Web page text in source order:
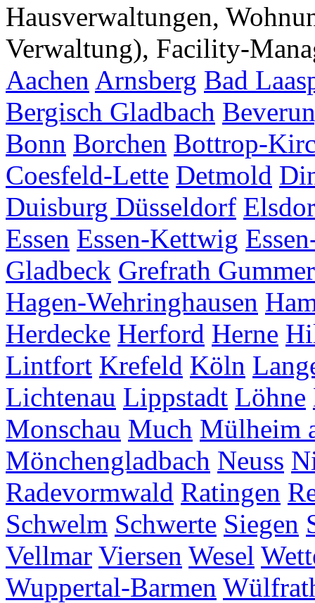
Hausverwaltungen,
Verwaltung), Facility-
Aachen Arnsberg Bad
Bergisch Gladbach
Bonn Borchen Bottrop-
Coesfeld-Lette Detmold
Duisburg Düsseldorf
Essen Essen-Kettwig
Gladbeck Grefrath
Hagen-Wehringhausen
Herdecke Herford Herne
Lintfort Krefeld Köln
Lichtenau Lippstadt Löhne
Monschau Much Mülheim
Mönchengladbach Neuss
Radevormwald Ratingen
Schwelm Schwerte Siegen
Vellmar Viersen Wesel
Wuppertal-Barmen